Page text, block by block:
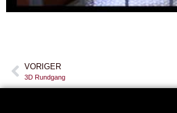
VORIGER
3D Rundgang